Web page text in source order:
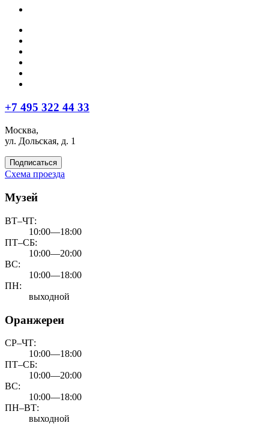
+7 495 322 44 33
Москва,
ул. Дольская, д. 1
Подписаться
Схема проезда
Музей
ВТ–ЧТ:
10:00—18:00
ПТ–СБ:
10:00—20:00
ВС:
10:00—18:00
ПН:
выходной
Оранжереи
СР–ЧТ:
10:00—18:00
ПТ–СБ:
10:00—20:00
ВС:
10:00—18:00
ПН–ВТ:
выходной